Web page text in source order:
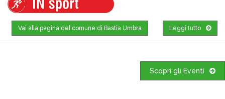
Leggi tutto
Vai alla pagina del comune di Bastia Umbra
Scopri gli Eventi